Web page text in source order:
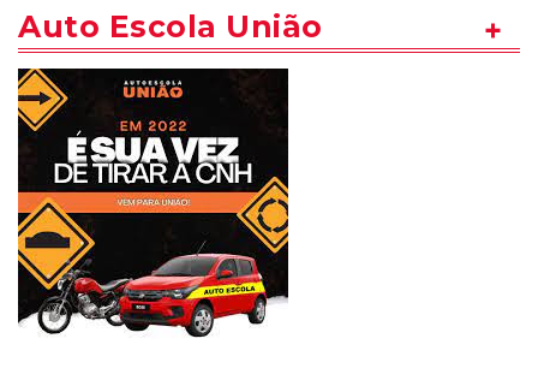
Auto Escola União